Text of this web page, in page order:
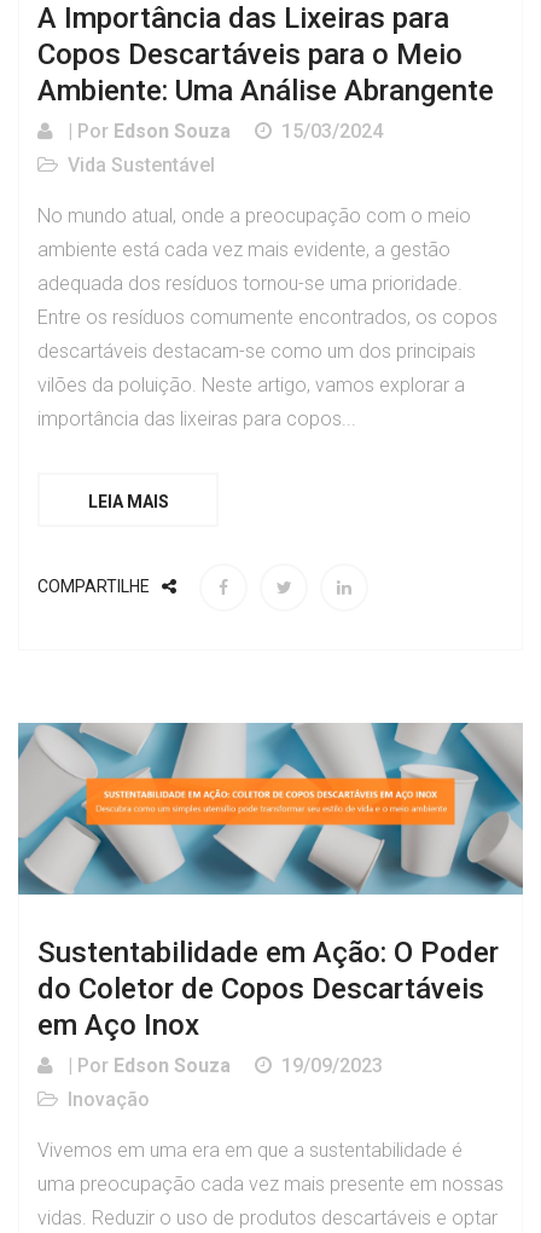
A Importância das Lixeiras para
Copos Descartáveis para o Meio
Ambiente: Uma Análise Abrangente
| Por Edson Souza
15/03/2024
Vida Sustentável
No mundo atual, onde a preocupação com o meio
ambiente está cada vez mais evidente, a gestão
adequada dos resíduos tornou-se uma prioridade.
Entre os resíduos comumente encontrados, os copos
descartáveis destacam-se como um dos principais
vilões da poluição. Neste artigo, vamos explorar a
importância das lixeiras para copos...
LEIA MAIS
COMPARTILHE
Sustentabilidade em Ação: O Poder
do Coletor de Copos Descartáveis
em Aço Inox
| Por Edson Souza
19/09/2023
Inovação
Vivemos em uma era em que a sustentabilidade é
uma preocupação cada vez mais presente em nossas
vidas. Reduzir o uso de produtos descartáveis e optar